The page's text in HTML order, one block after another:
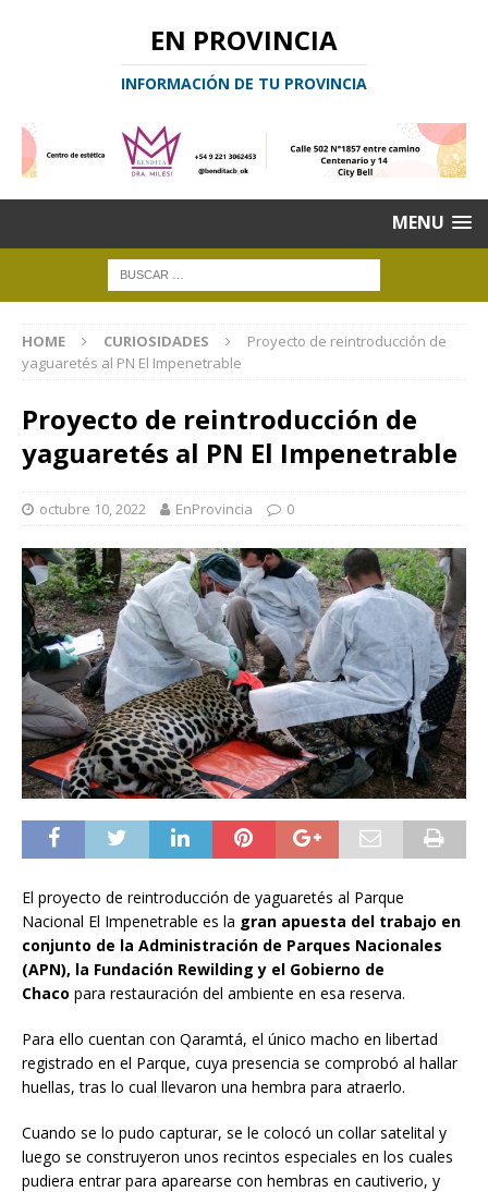
EN PROVINCIA
INFORMACIÓN DE TU PROVINCIA
MENU
HOME CURIOSIDADES
Proyecto de reintroducción de
yaguaretés al PN El Impenetrable
Proyecto de reintroducción de
yaguaretés al PN El Impenetrable
octubre 10, 2022 EnProvincia 0
El proyecto de reintroducción de yaguaretés al Parque
Nacional El Impenetrable es la gran apuesta del trabajo en
conjunto de la Administración de Parques Nacionales
(APN), la Fundación Rewilding y el Gobierno de
Chaco para restauración del ambiente en esa reserva.
Para ello cuentan con Qaramtá, el único macho en libertad
registrado en el Parque, cuya presencia se comprobó al hallar
huellas, tras lo cual llevaron una hembra para atraerlo.
Cuando se lo pudo capturar, se le colocó un collar satelital y
luego se construyeron unos recintos especiales en los cuales
pudiera entrar para aparearse con hembras en cautiverio, y